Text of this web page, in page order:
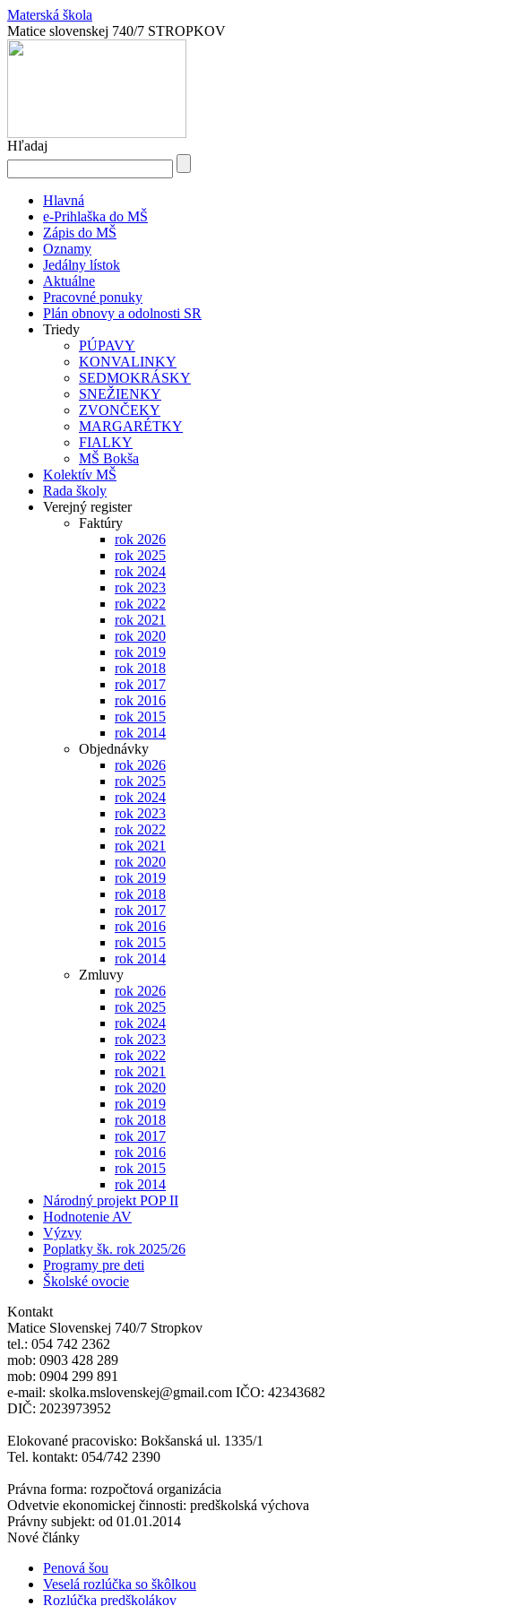
Materská škola
Matice slovenskej 740/7 STROPKOV
Hľadaj
Hlavná
e-Prihlaška do MŠ
Zápis do MŠ
Oznamy
Jedálny lístok
Aktuálne
Pracovné ponuky
Plán obnovy a odolnosti SR
Triedy
PÚPAVY
KONVALINKY
SEDMOKRÁSKY
SNEŽIENKY
ZVONČEKY
MARGARÉTKY
FIALKY
MŠ Bokša
Kolektív MŠ
Rada školy
Verejný register
Faktúry
rok 2026
rok 2025
rok 2024
rok 2023
rok 2022
rok 2021
rok 2020
rok 2019
rok 2018
rok 2017
rok 2016
rok 2015
rok 2014
Objednávky
rok 2026
rok 2025
rok 2024
rok 2023
rok 2022
rok 2021
rok 2020
rok 2019
rok 2018
rok 2017
rok 2016
rok 2015
rok 2014
Zmluvy
rok 2026
rok 2025
rok 2024
rok 2023
rok 2022
rok 2021
rok 2020
rok 2019
rok 2018
rok 2017
rok 2016
rok 2015
rok 2014
Národný projekt POP II
Hodnotenie AV
Výzvy
Poplatky šk. rok 2025/26
Programy pre deti
Školské ovocie
Kontakt
Matice Slovenskej 740/7 Stropkov
tel.: 054 742 2362
mob: 0903 428 289
mob: 0904 299 891
e-mail: skolka.mslovenskej@gmail.com IČO: 42343682
DIČ: 2023973952
Elokované pracovisko: Bokšanská ul. 1335/1
Tel. kontakt: 054/742 2390
Právna forma: rozpočtová organizácia
Odvetvie ekonomickej činnosti: predškolská výchova
Právny subjekt: od 01.01.2014
Nové články
Penová šou
Veselá rozlúčka so škôlkou
Rozlúčka predškolákov